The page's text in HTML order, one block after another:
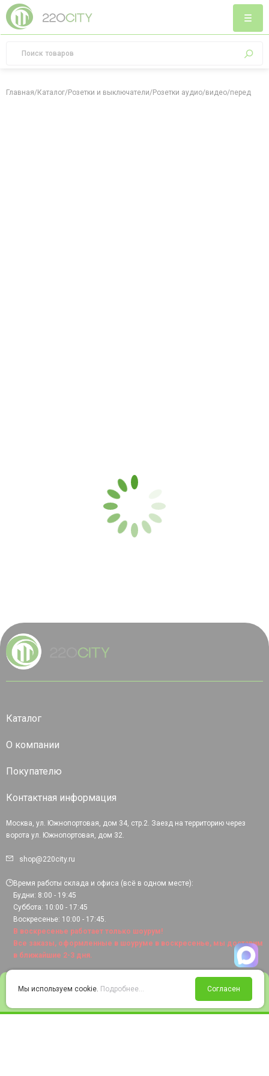
Войти Избранное Корзина
Главная/Каталог/Розетки и выключатели/Розетки аудио/видео/передача
Каталог
О компании
Покупателю
Контактная информация
Москва, ул. Южнопортовая, дом 34, стр.2. Заезд на территорию через
ворота ул. Южнопортовая, дом 32.
shop@220city.ru
Время работы склада и офиса (всё в одном месте):
Будни: 8:00 - 19:45
Суббота: 10:00 - 17:45
Воскресенье: 10:00 - 17:45.
В воскресенье работает только шоурум!
Все заказы, оформленные в шоуруме в воскресенье, мы доставим
в ближайшие 2-3 дня.
Мы используем cookie. Подробнее... Согласен